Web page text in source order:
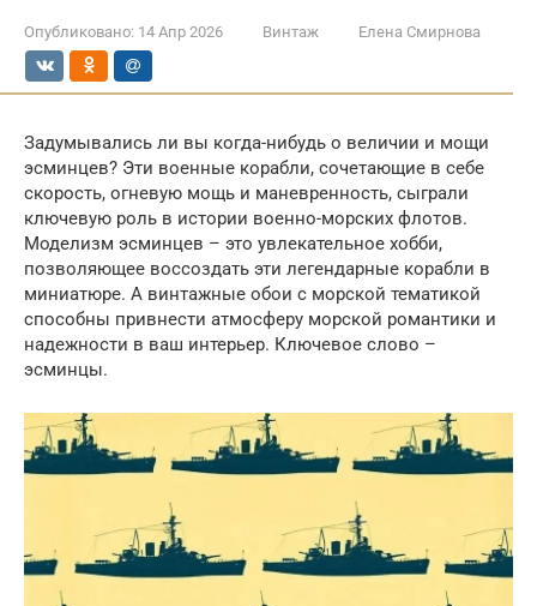
Опубликовано: 14 Апр 2026 Винтаж Елена Смирнова
Задумывались ли вы когда-нибудь о величии и мощи
эсминцев? Эти военные корабли, сочетающие в себе
скорость, огневую мощь и маневренность, сыграли
ключевую роль в истории военно-морских флотов.
Моделизм эсминцев – это увлекательное хобби,
позволяющее воссоздать эти легендарные корабли в
миниатюре. А винтажные обои с морской тематикой
способны привнести атмосферу морской романтики и
надежности в ваш интерьер. Ключевое слово –
эсминцы.